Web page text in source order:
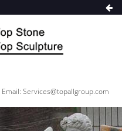
Email: Services@topallgroup.com